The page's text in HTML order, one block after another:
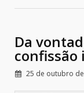
Da
confissão
25 de outubro